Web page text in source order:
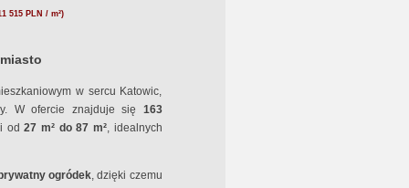
515 PLN / m²)
w sercu Katowic,
W ofercie znajduje się 163
od27 m² do 87 m², idealnych
ogródek, dzięki czemu